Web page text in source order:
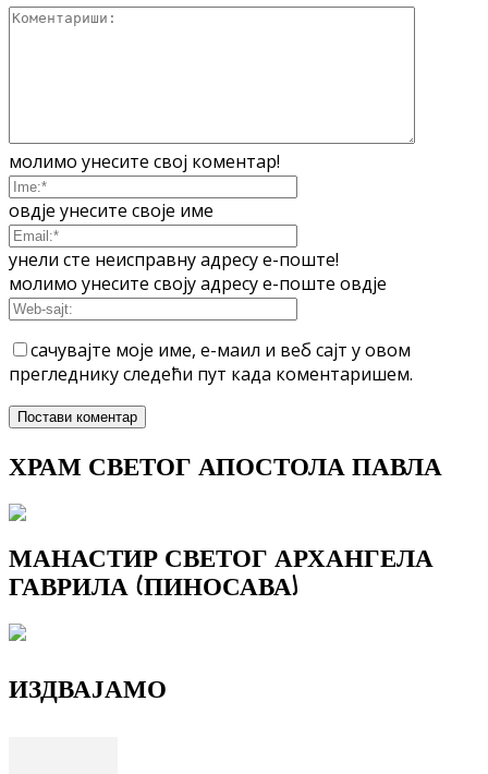
молимо унесите свој коментар!
овдје унесите своје име
унели сте неисправну адресу е-поште!
молимо унесите своју адресу е-поште овдје
сачувајте моје име, е-маил и веб сајт у овом
прегледнику следећи пут када коментаришем.
ХРАМ СВЕТОГ АПОСТОЛА ПАВЛА
МАНАСТИР СВЕТОГ АРХАНГЕЛА
ГАВРИЛА (ПИНОСАВА)
ИЗДВАЈАМО